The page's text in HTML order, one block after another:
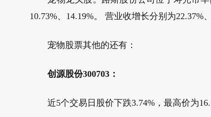
10.73%、14.19%。 营业收增长分别为22.37%
宠物股票其他的还有：
创源股份300703：
近5个交易日股价下跌3.74%，最高价为